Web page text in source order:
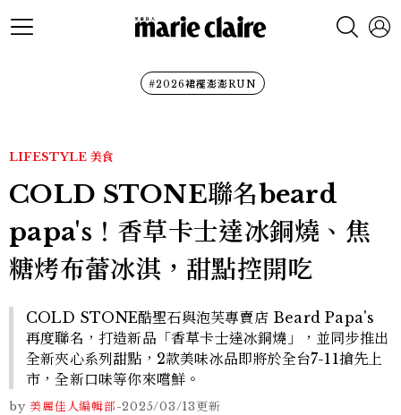
#2026裙襬澎澎RUN
LIFESTYLE 美食
COLD STONE聯名beard
papa's！香草卡士達冰銅燒、焦
糖烤布蕾冰淇，甜點控開吃
COLD STONE酷聖石與泡芙專賣店 Beard Papa's
再度聯名，打造新品「香草卡士達冰銅燒」，並同步推出
全新夾心系列甜點，2款美味冰品即將於全台7-11搶先上
市，全新口味等你來嚐鮮。
by 美麗佳人編輯部-2025/03/13更新